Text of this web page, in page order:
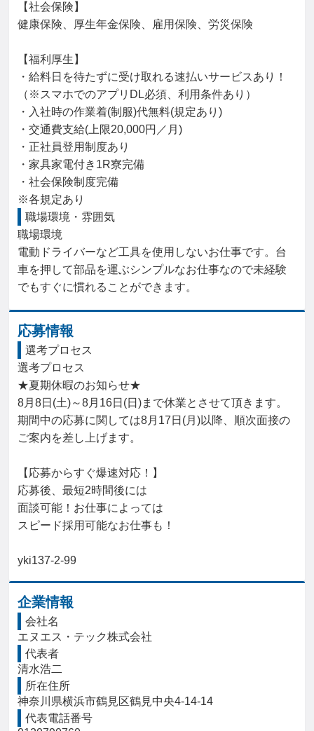
【社会保険】
健康保険、厚生年金保険、雇用保険、労災保険
【福利厚生】
・給料日を待たずに受け取れる速払いサービスあり！
（※スマホでのアプリDL必須、利用条件あり）
・入社時の作業着(制服)代無料(規定あり)
・交通費支給(上限20,000円／月)
・正社員登用制度あり
・家具家電付き1R寮完備
・社会保険制度完備
※各規定あり
職場環境・雰囲気
職場環境
電動ドライバーなど工具を使用しないお仕事です。台
車を押して部品を運ぶシンプルなお仕事なので未経験
でもすぐに慣れることができます。
応募情報
選考プロセス
選考プロセス
★夏期休暇のお知らせ★
8月8日(土)～8月16日(日)まで休業とさせて頂きます。
期間中の応募に関しては8月17日(月)以降、順次面接の
ご案内を差し上げます。
【応募からすぐ爆速対応！】
応募後、最短2時間後には
面談可能！お仕事によっては
スピード採用可能なお仕事も！
yki137-2-99
企業情報
会社名
エヌエス・テック株式会社
代表者
清水浩二
所在住所
神奈川県横浜市鶴見区鶴見中央4-14-14
代表電話番号